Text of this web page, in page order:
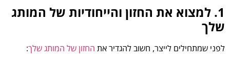
1. למצוא את החזון והייחודיות של המותג
שלך
לפני שמתחילים לייצר, חשוב להגדיר את החזון של המותג שלך: